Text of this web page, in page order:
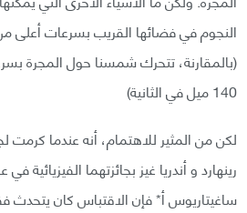
140 ميل في الثانية)
لكن من المثير للاهتمام، أنه عندما كرمت
ساغيتاريوس أ* فإن الاقتباس كان